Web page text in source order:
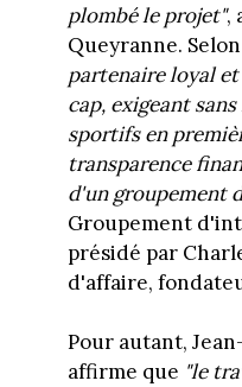
plombé le projet",
Queyranne.
partenaire loyal
cap, exigeant
sportifs en
transparence
d'un groupement
Groupement
présidé par
d'affaire,
Pour autant,
affirme que "le